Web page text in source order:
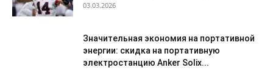
03.03.2026
Значительная экономия на портативной
энергии: скидка на портативную
электростанцию Anker Solix...